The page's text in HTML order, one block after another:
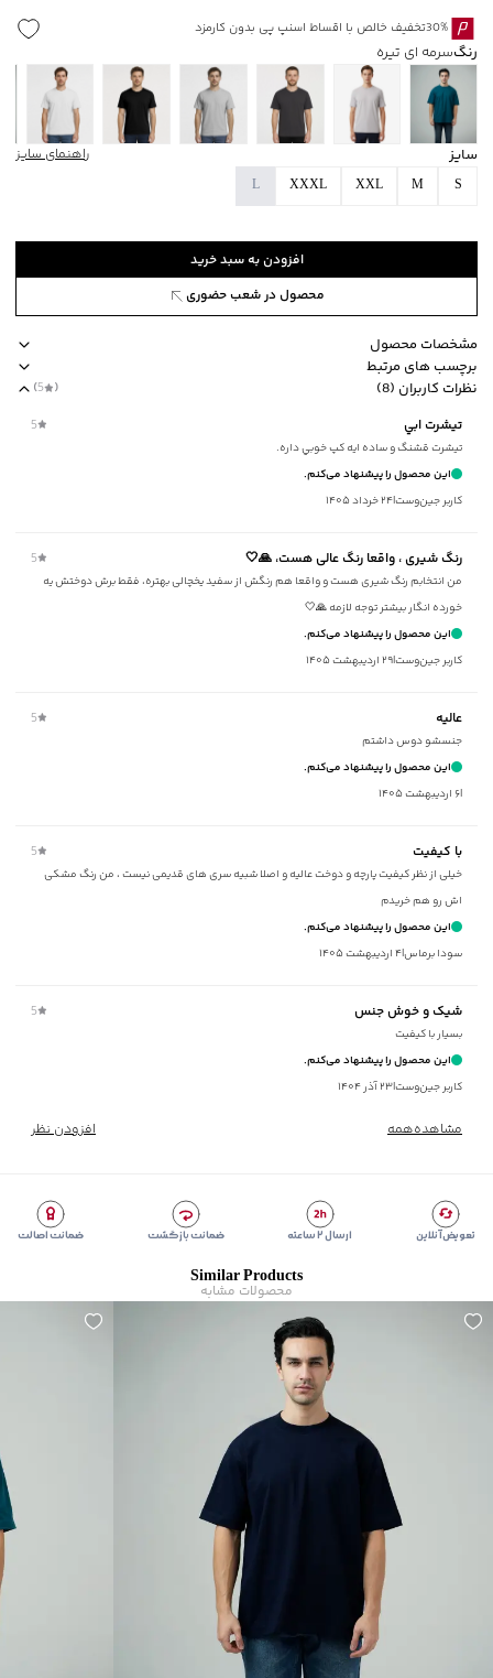
30%تخفیف خالص با اقساط اسنپ پی بدون کارمزد
رنگسرمه ای تیره
سایز
راهنمای سایز
S
M
XXL
XXXL
L
افزودن به سبد خرید
محصول در شعب حضوری
مشخصات محصول
کد محصول:
آستین:
جنس پارچه
نحوه شستشو :به صورت مجزا یا با رنگ‌های مشابه
ماکزیمم دمای شستشو
ماکزیمم دمای اتوکشی
مناسب برای فصول
چهار فصل
سایر توضیحات
:یقه کشباف
مناسب برای
زیر گروه
تی شرت
شیوه‌برش:
Comfort fit
برچسب های مرتبط
نظرات کاربران (8) (
5
)
تيشرت ابي
5
تيشرت قشنگ و ساده ايه كپ خوبي داره.
این محصول را پیشنهاد می‌کنم.
کاربر جین‌وست|۲۴ خرداد ۱۴۰۵
رنگ شیری ، واقعا رنگ عالی هست، 🙏🤍 5
من انتخابم رنگ شیری هست و واقعا هم رنگش از سفید یخچالی بهتره، فقط برش دوختش یه
خورده انگار بیشتر توجه لازمه 🙏🤍
این محصول را پیشنهاد می‌کنم.
کاربر جین‌وست|۲۹ اردیبهشت ۱۴۰۵
عالیه 5
جنسشو دوس داشتم
این محصول را پیشنهاد می‌کنم.
|۶ اردیبهشت ۱۴۰۵
با کیفیت 5
خیلی از نظر کیفیت پارچه و دوخت عالیه و اصلا شبیه سری های قدیمی نیست ، من رنگ مشکی
اش رو هم خریدم
این محصول را پیشنهاد می‌کنم.
سودا برماس|۴ اردیبهشت ۱۴۰۵
شیک و خوش جنس 5
بسیار با کیفیت
این محصول را پیشنهاد می‌کنم.
کاربر جین‌وست|۲۳ آذر ۱۴۰۴
مشاهده‌همه افزودن نظر
تعویض آنلاین ارسال ۲ ساعته ضمانت بازگشت ضمانت اصالت
Similar Products
محصولات مشابه